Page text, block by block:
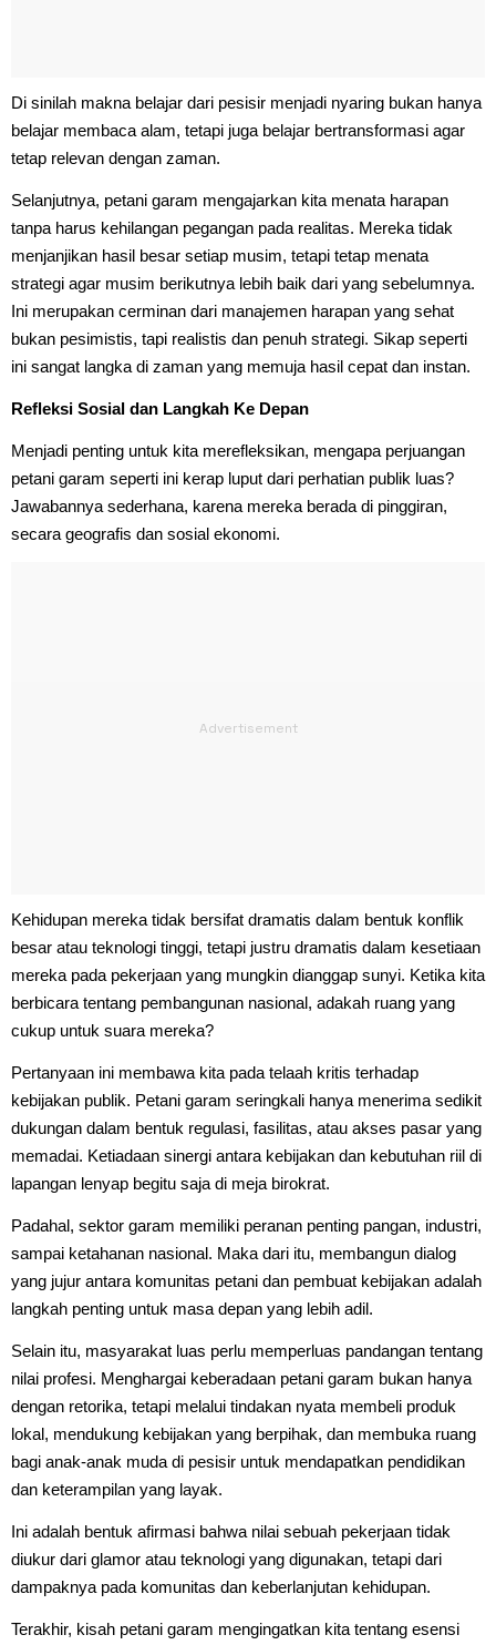
Di sinilah makna belajar dari pesisir menjadi nyaring bukan hanya
belajar membaca alam, tetapi juga belajar bertransformasi agar
tetap relevan dengan zaman.
Selanjutnya, petani garam mengajarkan kita menata harapan
tanpa harus kehilangan pegangan pada realitas. Mereka tidak
menjanjikan hasil besar setiap musim, tetapi tetap menata
strategi agar musim berikutnya lebih baik dari yang sebelumnya.
Ini merupakan cerminan dari manajemen harapan yang sehat
bukan pesimistis, tapi realistis dan penuh strategi. Sikap seperti
ini sangat langka di zaman yang memuja hasil cepat dan instan.
Refleksi Sosial dan Langkah Ke Depan
Menjadi penting untuk kita merefleksikan, mengapa perjuangan
petani garam seperti ini kerap luput dari perhatian publik luas?
Jawabannya sederhana, karena mereka berada di pinggiran,
secara geografis dan sosial ekonomi.
Kehidupan mereka tidak bersifat dramatis dalam bentuk konflik
besar atau teknologi tinggi, tetapi justru dramatis dalam kesetiaan
mereka pada pekerjaan yang mungkin dianggap sunyi. Ketika kita
berbicara tentang pembangunan nasional, adakah ruang yang
cukup untuk suara mereka?
Pertanyaan ini membawa kita pada telaah kritis terhadap
kebijakan publik. Petani garam seringkali hanya menerima sedikit
dukungan dalam bentuk regulasi, fasilitas, atau akses pasar yang
memadai. Ketiadaan sinergi antara kebijakan dan kebutuhan riil di
lapangan lenyap begitu saja di meja birokrat.
Padahal, sektor garam memiliki peranan penting pangan, industri,
sampai ketahanan nasional. Maka dari itu, membangun dialog
yang jujur antara komunitas petani dan pembuat kebijakan adalah
langkah penting untuk masa depan yang lebih adil.
Selain itu, masyarakat luas perlu memperluas pandangan tentang
nilai profesi. Menghargai keberadaan petani garam bukan hanya
dengan retorika, tetapi melalui tindakan nyata membeli produk
lokal, mendukung kebijakan yang berpihak, dan membuka ruang
bagi anak-anak muda di pesisir untuk mendapatkan pendidikan
dan keterampilan yang layak.
Ini adalah bentuk afirmasi bahwa nilai sebuah pekerjaan tidak
diukur dari glamor atau teknologi yang digunakan, tetapi dari
dampaknya pada komunitas dan keberlanjutan kehidupan.
Terakhir, kisah petani garam mengingatkan kita tentang esensi